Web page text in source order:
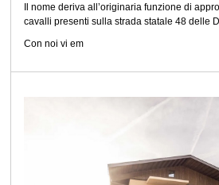
Il nome deriva all’originaria funzione di
cavalli presenti sulla strada statale 48 delle
Con noi vi em